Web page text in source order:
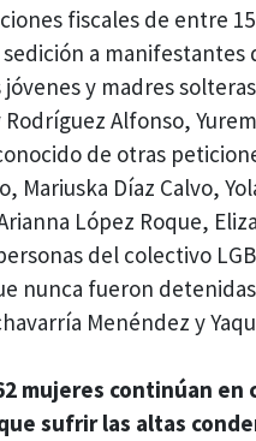
fiscales de entre
a manifestantes
y madres
Alfonso,
de otras
Mariuska Díaz Calvo,
López Roque,
del colectivo
nunca fueron
Menéndez y
mujeres continúan
sufrir las altas